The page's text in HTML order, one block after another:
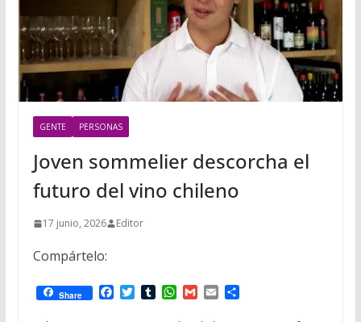
GENTE PERSONAS
Joven sommelier descorcha el
futuro del vino chileno
17 junio, 2026 Editor
Compártelo:
Share
F
T
T
W G
E
C